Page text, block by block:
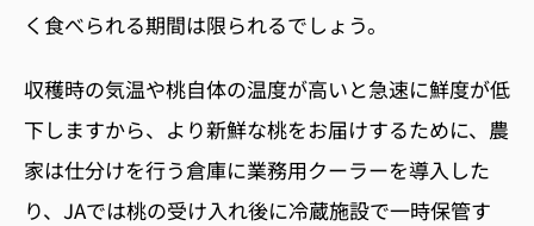
く食べられる期間は限られるでしょう。
収穫時の気温や桃自体の温度が高いと急速に鮮度が低
下しますから、より新鮮な桃をお届けするために、農
家は仕分けを行う倉庫に業務用クーラーを導入した
り、JAでは桃の受け入れ後に冷蔵施設で一時保管す